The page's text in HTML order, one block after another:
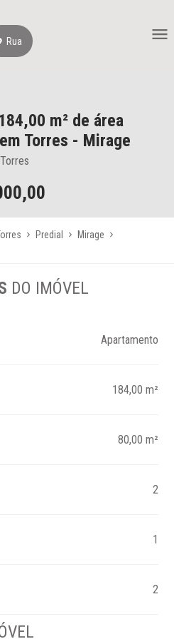
Rua
m² de área
em Torres - Mirage
Predial
Mirage
DO IMÓVEL
Apartamento
184,00 m²
80,00 m²
2
1
2